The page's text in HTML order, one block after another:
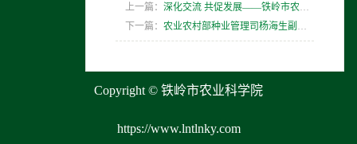
上一篇： 深化交流 共促发展——铁岭市农科院赴通辽市农牧业科学院考察交流
下一篇： 农业农村部种业管理司杨海生副司长 来铁岭市开展农作物种质资源 保护和管理工作调研
Copyright © 铁岭市农业科学院
https://www.lntlnky.com